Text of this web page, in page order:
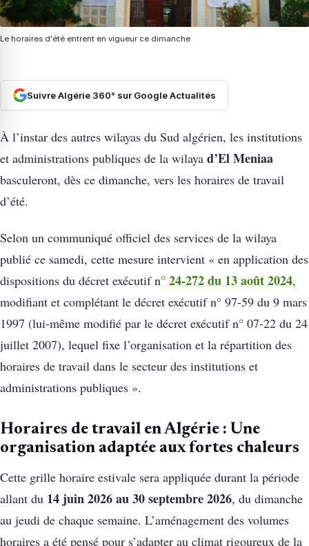
Le horaires d'été entrent en vigueur ce dimanche
Suivre Algérie 360° sur Google Actualités
À l’instar des autres wilayas du Sud algérien, les institutions
et administrations publiques de la wilaya d’El Meniaa
basculeront, dès ce dimanche, vers les horaires de travail
d’été.
Selon un communiqué officiel des services de la wilaya
publié ce samedi, cette mesure intervient « en application des
dispositions du décret exécutif n° 24-272 du 13 août 2024,
modifiant et complétant le décret exécutif n° 97-59 du 9 mars
1997 (lui-même modifié par le décret exécutif n° 07-22 du 24
juillet 2007), lequel fixe l’organisation et la répartition des
horaires de travail dans le secteur des institutions et
administrations publiques ».
Horaires de travail en Algérie : Une
organisation adaptée aux fortes chaleurs
Cette grille horaire estivale sera appliquée durant la période
allant du 14 juin 2026 au 30 septembre 2026, du dimanche
au jeudi de chaque semaine. L’aménagement des volumes
horaires a été pensé pour s’adapter au climat rigoureux de la